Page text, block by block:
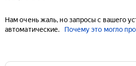
Нам очень жаль, но запросы с вашего
автоматические.
Почему это могло